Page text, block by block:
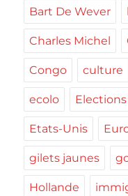
Bart De Wever
Charles Michel
Congo culture
ecolo Elections
Etats-Unis
gilets jaunes
Hollande